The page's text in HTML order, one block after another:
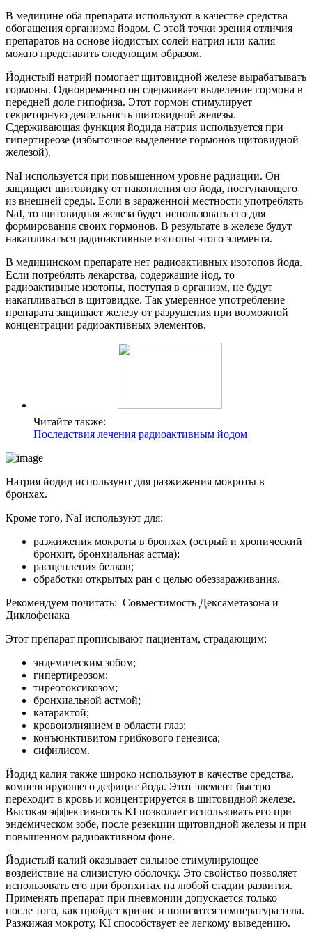
В медицине оба препарата используют в качестве средства
обогащения организма йодом. С этой точки зрения отличия
препаратов на основе йодистых солей натрия или калия
можно представить следующим образом.
Йодистый натрий помогает щитовидной железе вырабатывать
гормоны. Одновременно он сдерживает выделение гормона в
передней доле гипофиза. Этот гормон стимулирует
секреторную деятельность щитовидной железы.
Сдерживающая функция йодида натрия используется при
гипертиреозе (избыточное выделение гормонов щитовидной
железой).
NaI используется при повышенном уровне радиации. Он
защищает щитовидку от накопления ею йода, поступающего
из внешней среды. Если в зараженной местности употреблять
NaI, то щитовидная железа будет использовать его для
формирования своих гормонов. В результате в железе будут
накапливаться радиоактивные изотопы этого элемента.
В медицинском препарате нет радиоактивных изотопов йода.
Если потреблять лекарства, содержащие йод, то
радиоактивные изотопы, поступая в организм, не будут
накапливаться в щитовидке. Так умеренное употребление
препарата защищает железу от разрушения при возможной
концентрации радиоактивных элементов.
Читайте также:
Последствия лечения радиоактивным йодом
Натрия йодид используют для разжижения мокроты в
бронхах.
Кроме того, NaI используют для:
разжижения мокроты в бронхах (острый и хронический
бронхит, бронхиальная астма);
расщепления белков;
обработки открытых ран с целью обеззараживания.
Рекомендуем почитать: Совместимость Дексаметазона и
Диклофенака
Этот препарат прописывают пациентам, страдающим:
эндемическим зобом;
гипертиреозом;
тиреотоксикозом;
бронхиальной астмой;
катарактой;
кровоизлиянием в области глаз;
конъюнктивитом грибкового генезиса;
сифилисом.
Йодид калия также широко используют в качестве средства,
компенсирующего дефицит йода. Этот элемент быстро
переходит в кровь и концентрируется в щитовидной железе.
Высокая эффективность KI позволяет использовать его при
эндемическом зобе, после резекции щитовидной железы и при
повышенном радиоактивном фоне.
Йодистый калий оказывает сильное стимулирующее
воздействие на слизистую оболочку. Это свойство позволяет
использовать его при бронхитах на любой стадии развития.
Применять препарат при пневмонии допускается только
после того, как пройдет кризис и понизится температура тела.
Разжижая мокроту, KI способствует ее легкому выведению.